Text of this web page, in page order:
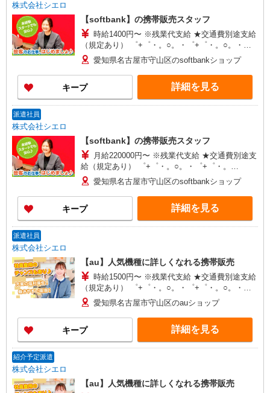
株式会社シエロ
【softbank】の携帯販売スタッフ
時給1400円〜 ※残業代支給 ★交通費別途支給
（規定あり） ゜+゜・。○。・゜+゜・。○。・゜
+゜ 入社祝い金10万円支給(規定有) お友達を紹介
頂くと, インセンティブ支給(規定有) ★月2回払
い・週払い可能（規程有）★ ゜・。○。・゜
+゜・。○。・゜+゜
愛知県名古屋市守山区のsoftbankショップ
キープ 詳細を見る
派遣社員
株式会社シエロ
【softbank】の携帯販売スタッフ
月給220000円〜 ※残業代支給 ★交通費別途支
給（規定あり） ゜+゜・。○。・゜+゜・。
○。・゜+゜ 入社祝い金10万円支給(規定有) お友達
を紹介頂くと, インセンティブ支給(規定有) ゜・。
○。・゜+゜・。○。・゜+゜
愛知県名古屋市守山区のsoftbankショップ
キープ 詳細を見る
派遣社員
株式会社シエロ
【au】人気機種に詳しくなれる携帯販売
時給1500円〜 ※残業代支給 ★交通費別途支給
（規定あり） ゜+゜・。○。・゜+゜・。○。・゜
+゜ 入社祝い金10万円支給(規定有) お友達を紹介
頂くと, インセンティブ支給(規定有) ★月2回払
い・週払い可能（規程有）★ ゜・。○。・゜
+゜・。○。・゜+゜
愛知県名古屋市守山区のauショップ
キープ 詳細を見る
紹介予定派遣
株式会社シエロ
【au】人気機種に詳しくなれる携帯販売